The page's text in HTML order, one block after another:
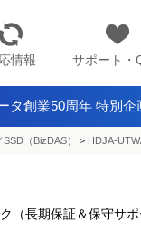
情報 サポート・
タ創業50周年 特別企
（BizDAS） > HDJA-
（長期保証＆保守サポ